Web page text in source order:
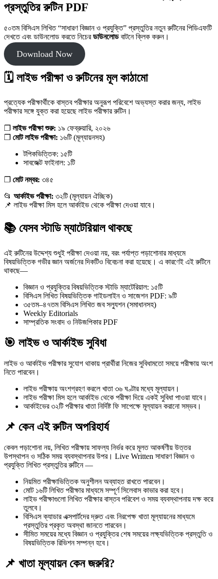
প্রস্তুতির রুটিন PDF
৫০তম বিসিএস লিখিত “সাধারণ বিজ্ঞান ও প্রযুক্তি” প্রস্তুতির নতুন রুটিনের পিডিএফটি
দেখতে এবং ডাউনলোড করতে নিচেরডাউনলোডবাটনে ক্লিক করুন।
Download Now
🗓️ লাইভ পরীক্ষা ও রুটিনের মূল কাঠামো
প্রত্যেক পরীক্ষার্থীকে বাস্তব পরীক্ষার অনুরূপ পরিবেশে অভ্যস্ত করার জন্য, লাইভ
পরীক্ষার সঙ্গে যুক্ত করা হয়েছে লাইভ পরীক্ষার রুটিন।
❐ লাইভ পরীক্ষা শুরু: ১৯ ফেব্রুয়ারি, ২০২৬
❐ মোট লাইভ পরীক্ষা: ১৬টি (মূল্যায়নসহ)
টপিকভিত্তিক: ১৫টি
সাবজেক্ট ফাইনাল: ১টি
❐ মোট নম্বর: ৩৪৫
📂 আর্কাইভ পরীক্ষা: ৩২টি (মূল্যায়ন ঐচ্ছিক)
📌 লাইভ পরীক্ষা মিস হলে আর্কাইভ থেকে পরীক্ষা দেওয়া যাবে।
📚 যেসব স্টাডি ম্যাটেরিয়াল থাকছে
এই রুটিনের উদ্দেশ্য শুধুই পরীক্ষা দেওয়া নয়, বরং পর্যাপ্ত পড়াশোনার মাধ্যমে
বিষয়ভিত্তিক গভীর জ্ঞান অর্জনের দিকটিও বিবেচনা করা হয়েছে। এ কারণেই এই রুটিনে
থাকছে—
বিজ্ঞান ও প্রযুক্তির বিষয়ভিত্তিক স্টাডি ম্যাটেরিয়াল: ১৫টি
বিসিএস লিখিত বিষয়ভিত্তিক গাইডলাইন ও সাজেশন PDF: ৯টি
৩৫তম–৪৭তম বিসিএস লিখিত জব সল্যুশন (সমাধানসহ)
Weekly Editorials
সাম্প্রতিক সংবাদ ও নিউজপিকার PDF
🎯 লাইভ ও আর্কাইভ সুবিধা
লাইভ ও আর্কাইভ পরীক্ষার সুযোগ থাকায় প্রার্থীরা নিজের সুবিধামতো সময়ে পরীক্ষায় অংশ
নিতে পারবেন।
লাইভ পরীক্ষায় অংশগ্রহণ করলে খাতা ৩৬ ঘণ্টার মধ্যে মূল্যায়ন।
লাইভ পরীক্ষা মিস হলে আর্কাইভ থেকে পরীক্ষা দিয়ে একই সুবিধা পাওয়া যাবে।
আর্কাইভের ৩২টি পরীক্ষার খাতা নির্দিষ্ট ফি সাপেক্ষে মূল্যায়ন করানো সম্ভব।
📌 কেন এই রুটিন অপরিহার্য
কেবল পড়াশোনা নয়, লিখিত পরীক্ষায় সাফল্য নির্ভর করে মূলত আকর্ষণীয় উত্তর
উপস্থাপন ও সঠিক সময় ব্যবস্থাপনার উপর। Live Written সাধারণ বিজ্ঞান ও
প্রযুক্তি লিখিত প্রস্তুতির রুটিনে —
নিয়মিত পরীক্ষাভিত্তিক অনুশীলন অব্যাহত রাখতে পারবেন।
মোট ১৬টি লিখিত পরীক্ষার মাধ্যমে সম্পূর্ণ সিলেবাস কাভার করা হবে।
লাইভ পরীক্ষাগুলো লিখিত পরীক্ষার বাস্তব পরিবেশ ও সময় ব্যবস্থাপনায় দক্ষ করে
তুলবে।
বিসিএস ক্যাডার এক্সপার্টদের দ্রুত এবং নিরপেক্ষ খাতা মূল্যায়নের মাধ্যমে
প্রস্তুতির প্রকৃত অবস্থা জানতে পারবেন।
সীমিত সময়ের মধ্যে বিজ্ঞান ও প্রযুক্তির শেষ সময়ের লক্ষ্যভিত্তিক প্রস্তুতি ও
বিষয়ভিত্তিক রিভিশন সম্পন্ন হবে।
📌 খাতা মূল্যায়ন কেন জরুরি?